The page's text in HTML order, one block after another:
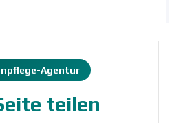
Agentur
teilen